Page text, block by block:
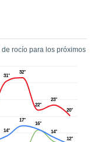
rocío para los próximos
31°
32°
22°
23°
20°
14°
17°
16°
14°
12°